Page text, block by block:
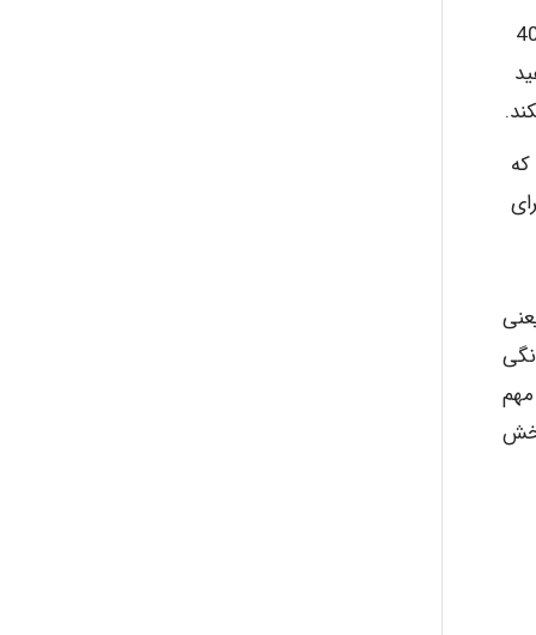
حد دسترسی عملی برای اندازه های حد پایین زنان ( صدک پنجم )، 40